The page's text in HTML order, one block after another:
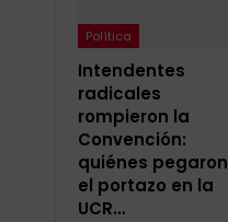
Política
Intendentes
radicales
rompieron la
Convención:
quiénes pegaron
el portazo en la
UCR…